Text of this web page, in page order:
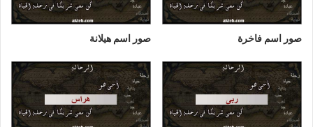
صور اسم فاخرة صور اسم هيلانة